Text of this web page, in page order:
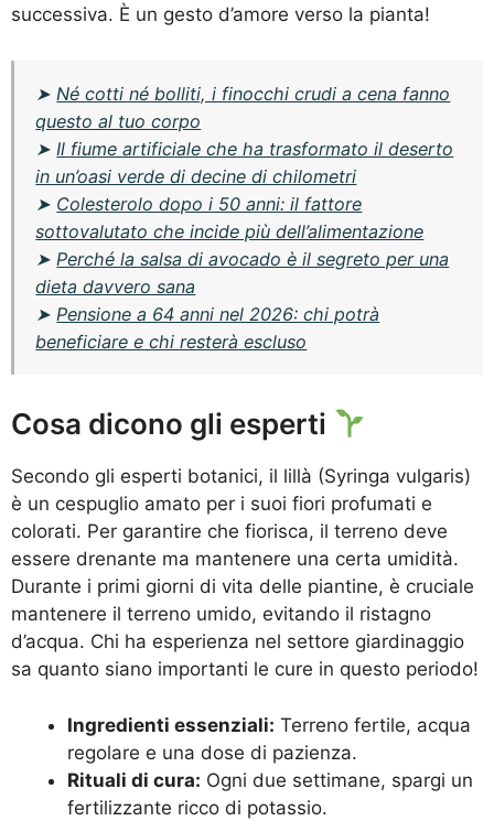
successiva. È un gesto d’amore verso la pianta!
➤ Né cotti né bolliti, i finocchi crudi a cena fanno
questo al tuo corpo
➤ Il fiume artificiale che ha trasformato il deserto
in un’oasi verde di decine di chilometri
➤ Colesterolo dopo i 50 anni: il fattore
sottovalutato che incide più dell’alimentazione
➤ Perché la salsa di avocado è il segreto per una
dieta davvero sana
➤ Pensione a 64 anni nel 2026: chi potrà
beneficiare e chi resterà escluso
Cosa dicono gli esperti
Secondo gli esperti botanici, il lillà (Syringa vulgaris)
è un cespuglio amato per i suoi fiori profumati e
colorati. Per garantire che fiorisca, il terreno deve
essere drenante ma mantenere una certa umidità.
Durante i primi giorni di vita delle piantine, è cruciale
mantenere il terreno umido, evitando il ristagno
d’acqua. Chi ha esperienza nel settore giardinaggio
sa quanto siano importanti le cure in questo periodo!
Ingredienti essenziali: Terreno fertile, acqua
regolare e una dose di pazienza.
Rituali di cura: Ogni due settimane, spargi un
fertilizzante ricco di potassio.